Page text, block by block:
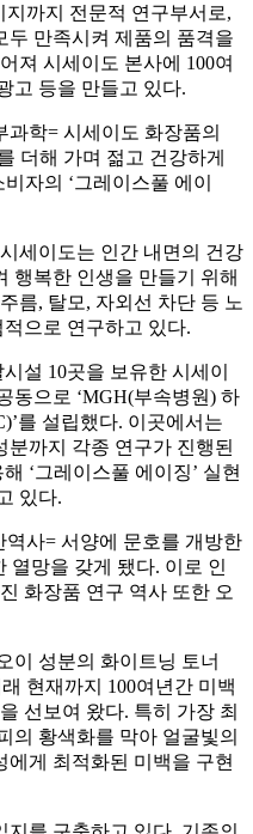
지까지 전문적 연구부서로,
두 만족시켜 제품의 품격을
져 시세이도 본사에 100여
고 등을 만들고 있다.
학= 시세이도 화장품의
더해 가며 젊고 건강하게
자의 ‘그레이스풀 에이
세이도는 인간 내면의 건강
행복한 인생을 만들기 위해
름, 탈모, 자외선 차단 등 노
으로 연구하고 있다.
설 10곳을 보유한 시세이
동으로 ‘MGH(부속병원) 하
를 설립했다. 이곳에서는
까지 각종 연구가 진행된
‘그레이스풀 에이징’ 실현
있다.
사= 서양에 문호를 개방한
열망을 갖게 됐다. 이로 인
화장품 연구 역사 또한 오
이 성분의 화이트닝 토너
현재까지 100여년간 미백
선보여 왔다. 특히 가장 최
의 황색화를 막아 얼굴빛의
에게 최적화된 미백을 구현